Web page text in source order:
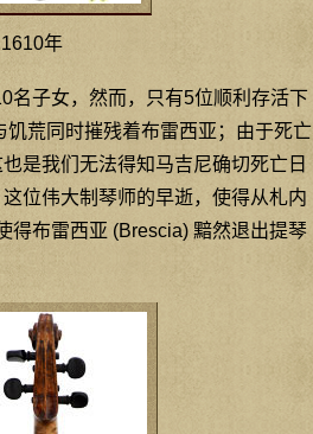
年
名子女，然而，只有5位顺利存活下
荒同时摧残着布雷西亚；由于死亡
是我们无法得知马吉尼确切死亡日
位伟大制琴师的早逝，使得从札内
得布雷西亚 (Brescia) 黯然退出提琴